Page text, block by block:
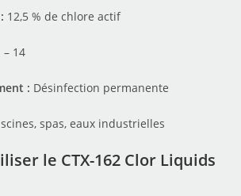
12,5 % de chlore actif
– 14
: Désinfection permanente
spas, eaux industrielles
le CTX-162 Clor Liquids